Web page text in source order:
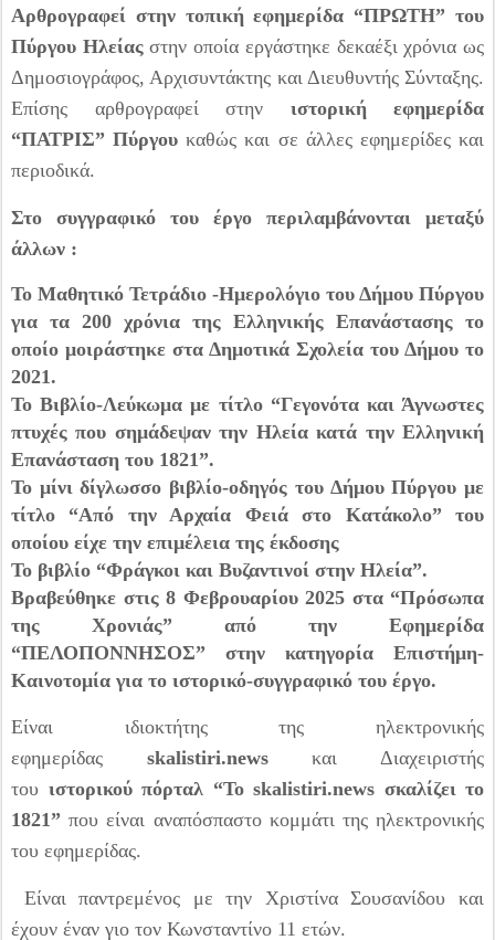
Αρθρογραφεί στην τοπική εφημερίδα “ΠΡΩΤΗ” του
Πύργου Ηλείαςστην οποία εργάστηκε δεκαέξι χρόνια ως
Δημοσιογράφος, Αρχισυντάκτης και Διευθυντής Σύνταξης.
Επίσης αρθρογραφεί στην ιστορική εφημερίδα
“ΠΑΤΡΙΣ” Πύργου καθώς και σε άλλες εφημερίδες και
περιοδικά.
Στο συγγραφικό του έργο περιλαμβάνονται μεταξύ
άλλων :
Το Μαθητικό Τετράδιο -Ημερολόγιο του Δήμου Πύργου
για τα 200 χρόνια της Ελληνικής Επανάστασης το
οποίο μοιράστηκε στα Δημοτικά Σχολεία του Δήμου το
2021.
Το Βιβλίο-Λεύκωμα με τίτλο “Γεγονότα και Άγνωστες
πτυχές που σημάδεψαν την Ηλεία κατά την Ελληνική
Επανάσταση του 1821”.
Το μίνι δίγλωσσο βιβλίο-οδηγός του Δήμου Πύργου με
τίτλο “Από την Αρχαία Φειά στο Κατάκολο” του
οποίου είχε την επιμέλεια της έκδοσης
Το βιβλίο “Φράγκοι και Βυζαντινοί στην Ηλεία”.
Βραβεύθηκε στις 8 Φεβρουαρίου 2025 στα “Πρόσωπα
της Χρονιάς” από την Εφημερίδα
“ΠΕΛΟΠΟΝΝΗΣΟΣ” στην κατηγορία Επιστήμη-
Καινοτομία για το ιστορικό-συγγραφικό του έργο.
Είναι ιδιοκτήτης της ηλεκτρονικής
εφημερίδας skalistiri.newsκαι Διαχειριστής
του ιστορικού πόρταλ “To skalistiri.news σκαλίζει το
1821” που είναι αναπόσπαστο κομμάτι της ηλεκτρονικής
του εφημερίδας.
Είναι παντρεμένος με την Χριστίνα Σουσανίδου και
έχουν έναν γιο τον Κωνσταντίνο 11 ετών.